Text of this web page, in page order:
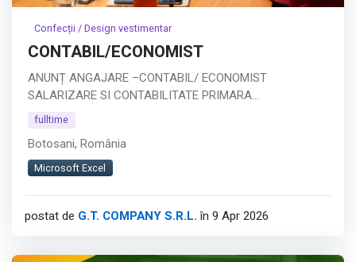
Confecții / Design vestimentar
CONTABIL/ECONOMIST
ANUNȚ ANGAJARE –CONTABIL/ ECONOMIST
SALARIZARE SI CONTABILITATE PRIMARA
Companie: SC GT COMPANY SRL BOTOSANI
Descrierea postului:
Căutăm un economist specializat în salarizare,
calcul salarial.
Responsabilități principale:
Întocmirea statelor de plată și a declarației D112
fulltime
Botosani, România
Microsoft Excel
postat de G.T. COMPANY S.R.L. în 9 Apr 2026